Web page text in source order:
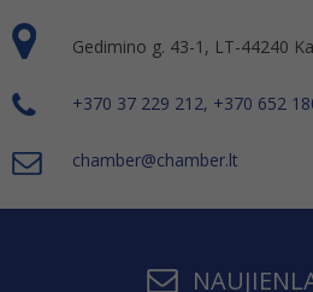
Gedimino g. 43-1, LT-44240
+370 37 229 212, +370 652
chamber@chamber.lt